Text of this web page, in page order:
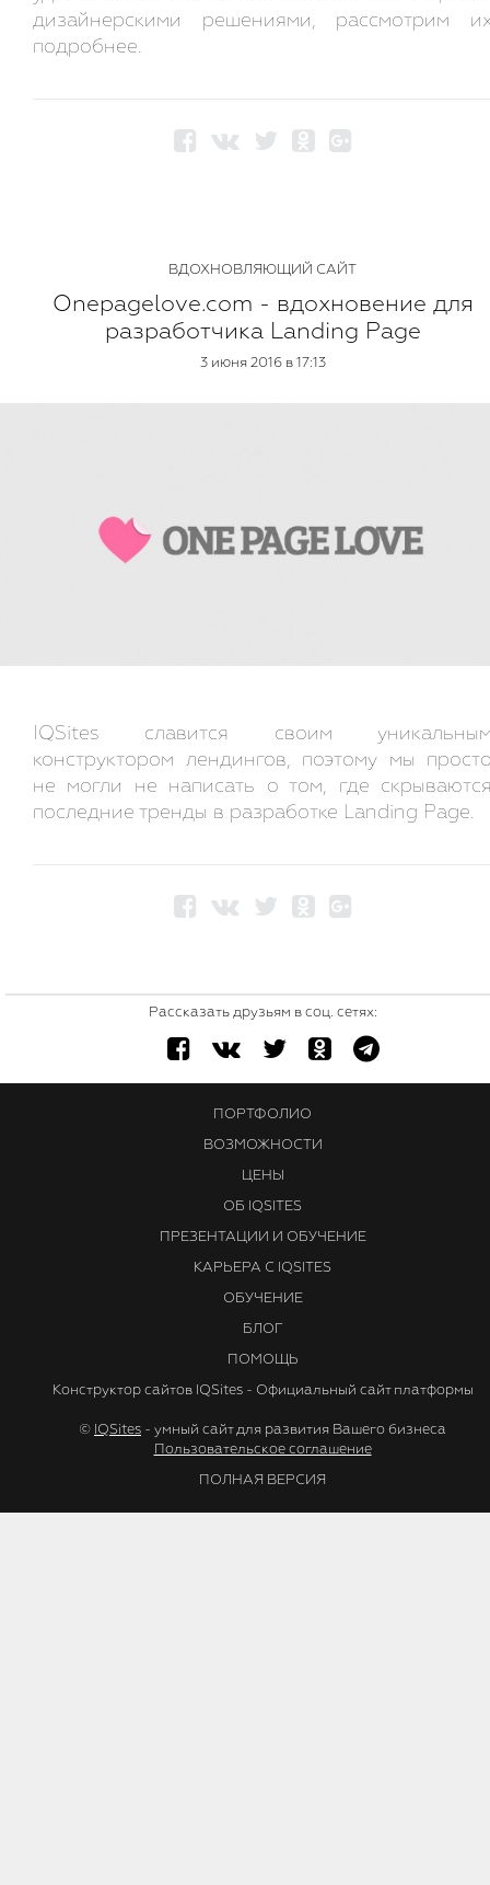
дизайнерскими решениями, рассмотрим
подробнее.
ВДОХНОВЛЯЮЩИЙ САЙТ
Onepagelove.com - вдохновение для
разработчика Landing Page
3 июня 2016 в 17:13
IQSites славится своим
конструктором лендингов, поэтому мы
не могли не написать о том, где
последние тренды в разработке Landing Page.
Рассказать друзьям в соц. сетях:
ПОРТФОЛИО
ВОЗМОЖНОСТИ
ЦЕНЫ
ОБ IQSITES
ПРЕЗЕНТАЦИИ И ОБУЧЕНИЕ
КАРЬЕРА С IQSITES
ОБУЧЕНИЕ
БЛОГ
ПОМОЩЬ
Конструктор сайтов IQSites - Официальный сайт платформы
© IQSites - умный сайт для развития Вашего бизнеса
Пользовательское соглашение
ПОЛНАЯ ВЕРСИЯ